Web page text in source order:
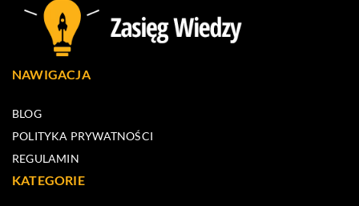
NAWIGACJA
BLOG
POLITYKA PRYWATNOŚCI
REGULAMIN
KATEGORIE